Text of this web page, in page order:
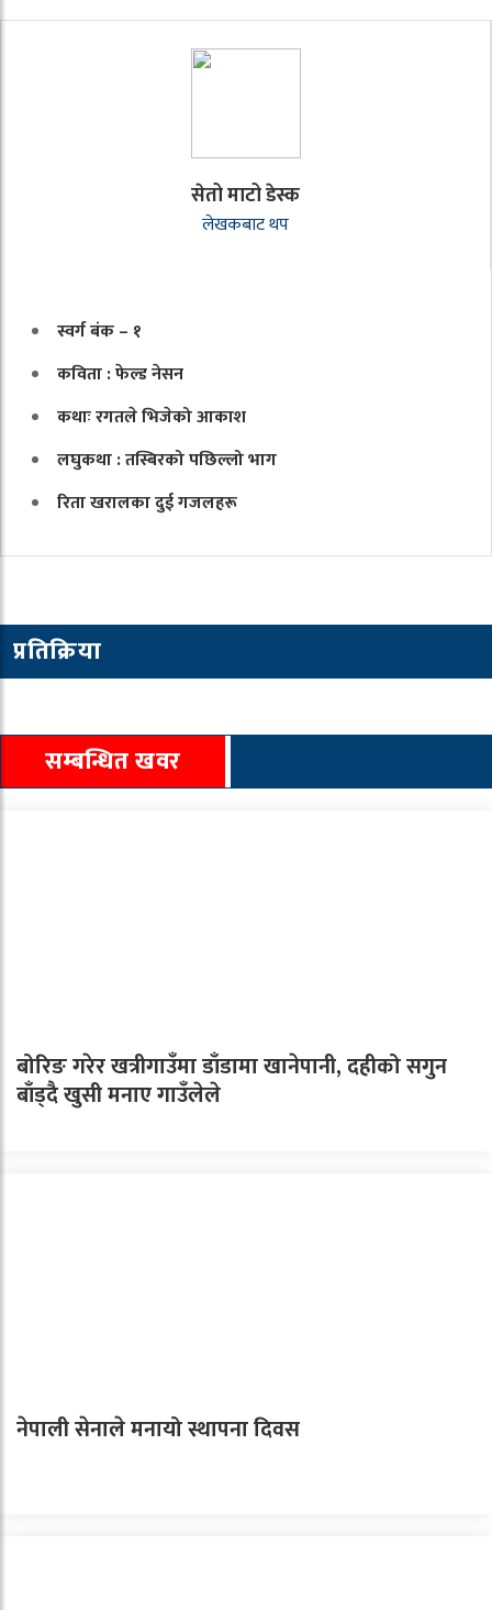
सेतो माटो डेस्क
लेखकबाट थप
स्वर्ग बंक – १
कविता : फेल्ड नेसन
कथाः रगतले भिजेको आकाश
लघुकथा : तस्बिरको पछिल्लो भाग
रिता खरालका दुई गजलहरू
प्रतिक्रिया
सम्बन्धित खवर
बोरिङ गरेर खत्रीगाउँमा डाँडामा खानेपानी, दहीको सगुन
बाँड्दै खुसी मनाए गाउँलेले
नेपाली सेनाले मनायो स्थापना दिवस